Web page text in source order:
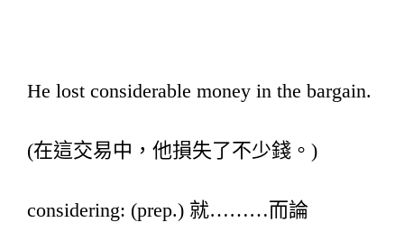
He lost considerable money in the bargain.
(在這交易中，他損失了不少錢。)
considering: (prep.) 就………而論